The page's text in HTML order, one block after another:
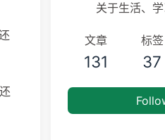
关于生活、
文章
131
标签
37